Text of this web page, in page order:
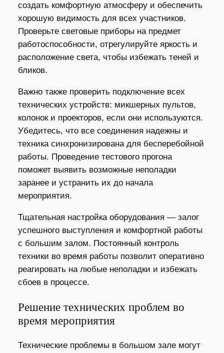
создать комфортную атмосферу и обеспечить
хорошую видимость для всех участников.
Проверьте световые приборы на предмет
работоспособности, отрегулируйте яркость и
расположение света, чтобы избежать теней и
бликов.
Важно также проверить подключение всех
технических устройств: микшерных пультов,
колонок и проекторов, если они используются.
Убедитесь, что все соединения надежны и
техника синхронизирована для бесперебойной
работы. Проведение тестового прогона
поможет выявить возможные неполадки
заранее и устранить их до начала
мероприятия.
Тщательная настройка оборудования — залог
успешного выступления и комфортной работы
с большим залом. Постоянный контроль
техники во время работы позволит оперативно
реагировать на любые неполадки и избежать
сбоев в процессе.
Решение технических проблем во
время мероприятия
Технические проблемы в большом зале могут